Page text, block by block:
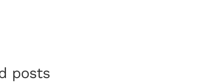
posts